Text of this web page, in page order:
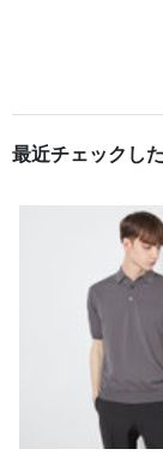
最近チェックし